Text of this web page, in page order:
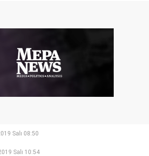
Salı 08:50
Salı 10:54